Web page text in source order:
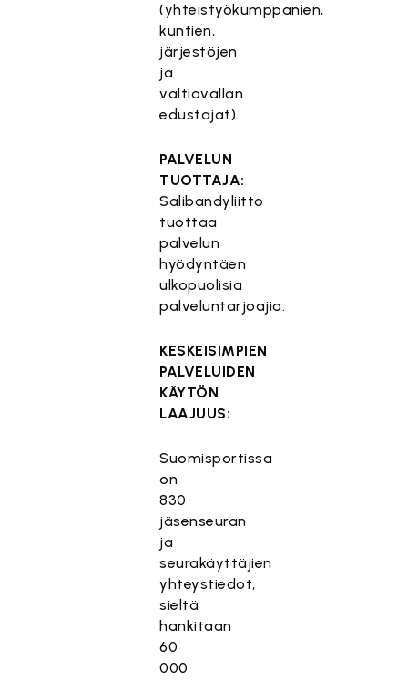
(yhteistyökumppanien,
kuntien,
järjestöjen
ja
valtiovallan
edustajat).
PALVELUN
TUOTTAJA:
Salibandyliitto
tuottaa
palvelun
hyödyntäen
ulkopuolisia
palveluntarjoajia.
KESKEISIMPIEN
PALVELUIDEN
KÄYTÖN
LAAJUUS:
Suomisportissa
on
830
jäsenseuran
ja
seurakäyttäjien
yhteystiedot,
sieltä
hankitaan
60
000